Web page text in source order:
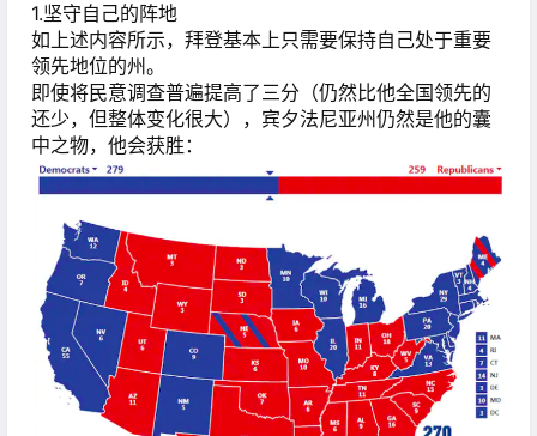
1.坚守自己的阵地
如上述内容所示，拜登基本上只需要保持自己处于重要
领先地位的州。
即使将民意调查普遍提高了三分（仍然比他全国领先的
还少，但整体变化很大），宾夕法尼亚州仍然是他的囊
中之物，他会获胜：